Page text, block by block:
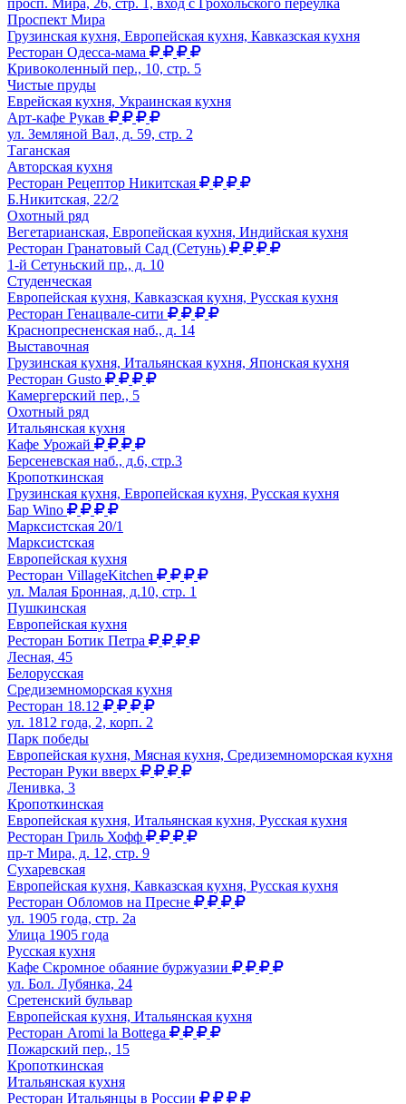
просп. Мира, 26, стр. 1, вход с Грохольского переулка
Проспект Мира
Грузинская кухня, Европейская кухня, Кавказская кухня
Ресторан Одесса-мама
Кривоколенный пер., 10, стр. 5
Чистые пруды
Еврейская кухня, Украинская кухня
Арт-кафе Рукав
ул. Земляной Вал, д. 59, стр. 2
Таганская
Авторская кухня
Ресторан Рецептор Никитская
Б.Никитская, 22/2
Охотный ряд
Вегетарианская, Европейская кухня, Индийская кухня
Ресторан Гранатовый Сад (Сетунь)
1-й Сетуньский пр., д. 10
Студенческая
Европейская кухня, Кавказская кухня, Русская кухня
Ресторан Генацвале-сити
Краснопресненская наб., д. 14
Выставочная
Грузинская кухня, Итальянская кухня, Японская кухня
Ресторан Gusto
Камергерский пер., 5
Охотный ряд
Итальянская кухня
Кафе Урожай
Берсеневская наб., д.6, стр.3
Кропоткинская
Грузинская кухня, Европейская кухня, Русская кухня
Бар Wino
Марксистская 20/1
Марксистская
Европейская кухня
Ресторан VillageKitchen
ул. Малая Бронная, д.10, стр. 1
Пушкинская
Европейская кухня
Ресторан Ботик Петра
Лесная, 45
Белорусская
Средиземноморская кухня
Ресторан 18.12
ул. 1812 года, 2, корп. 2
Парк победы
Европейская кухня, Мясная кухня, Средиземноморская кухня
Ресторан Руки вверх
Ленивка, 3
Кропоткинская
Европейская кухня, Итальянская кухня, Русская кухня
Ресторан Гриль Хофф
пр-т Мира, д. 12, стр. 9
Сухаревская
Европейская кухня, Кавказская кухня, Русская кухня
Ресторан Обломов на Пресне
ул. 1905 года, стр. 2а
Улица 1905 года
Русская кухня
Кафе Скромное обаяние буржуазии
ул. Бол. Лубянка, 24
Сретенский бульвар
Европейская кухня, Итальянская кухня
Ресторан Aromi la Bottega
Пожарский пер., 15
Кропоткинская
Итальянская кухня
Ресторан Итальянцы в России